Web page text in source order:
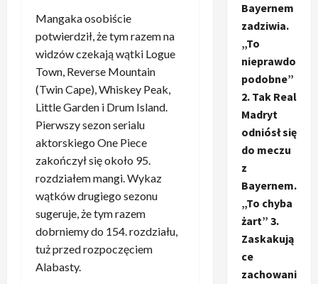
Mangaka osobiście
potwierdził, że tym razem na
widzów czekają wątki Logue
Town, Reverse Mountain
(Twin Cape), Whiskey Peak,
Little Garden i Drum Island.
Pierwszy sezon serialu
aktorskiego One Piece
zakończył się około 95.
rozdziałem mangi. Wykaz
wątków drugiego sezonu
sugeruje, że tym razem
dobrniemy do 154. rozdziału,
tuż przed rozpoczęciem
Alabasty.
Bayernem
zadziwia.
„To
nieprawdo
podobne”
2. Tak Real
Madryt
odniósł się
do meczu
z
Bayernem.
„To chyba
żart” 3.
Zaskakują
ce
zachowani